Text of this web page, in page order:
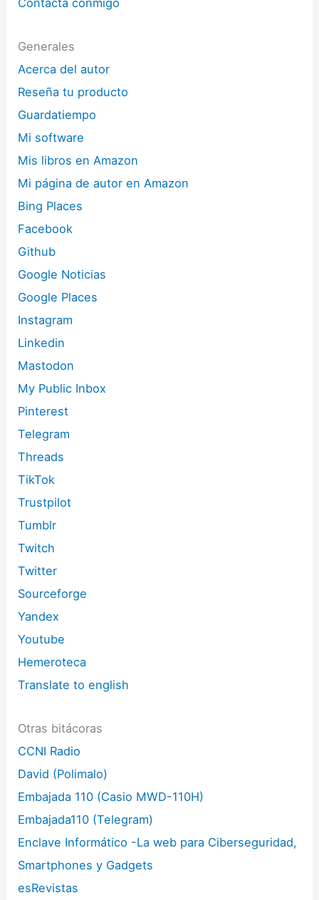
Contacta conmigo
Generales
Acerca del autor
Reseña tu producto
Guardatiempo
Mi software
Mis libros en Amazon
Mi página de autor en Amazon
Bing Places
Facebook
Github
Google Noticias
Google Places
Instagram
Linkedin
Mastodon
My Public Inbox
Pinterest
Telegram
Threads
TikTok
Trustpilot
Tumblr
Twitch
Twitter
Sourceforge
Yandex
Youtube
Hemeroteca
Translate to english
Otras bitácoras
CCNI Radio
David (Polimalo)
Embajada 110 (Casio MWD-110H)
Embajada110 (Telegram)
Enclave Informático -La web para Ciberseguridad,
Smartphones y Gadgets
esRevistas